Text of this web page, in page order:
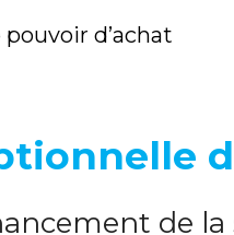
d’achat
de